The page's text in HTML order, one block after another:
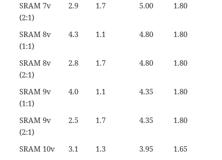
SRAM 7v
(2:1)
2.9 1.7 5.00 1.80
SRAM 8v
(1:1)
4.3 1.1 4.80 1.80
SRAM 8v
(2:1)
2.8 1.7 4.80 1.80
SRAM 9v
(1:1)
4.0 1.1 4.35 1.80
SRAM 9v
(2:1)
2.5 1.7 4.35 1.80
SRAM 10v 3.1 1.3 3.95
1.65